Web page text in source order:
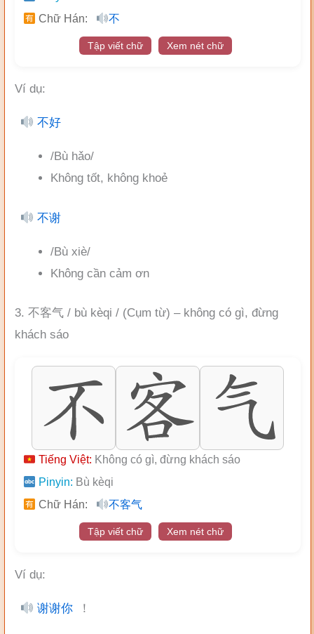
Chữ Hán:
不
Tập viết chữ Xem nét chữ
Ví dụ:
不好
/Bù hǎo/
Không tốt, không khoẻ
不谢
/Bù xiè/
Không cần cảm ơn
3. 不客气 / bù kèqi / (Cụm từ) – không có gì, đừng
khách sáo
Tiếng Việt: Không có gì, đừng khách sáo
Pinyin: Bù kèqi
Chữ Hán:
不客气
Tập viết chữ Xem nét chữ
Ví dụ:
谢谢你 ！